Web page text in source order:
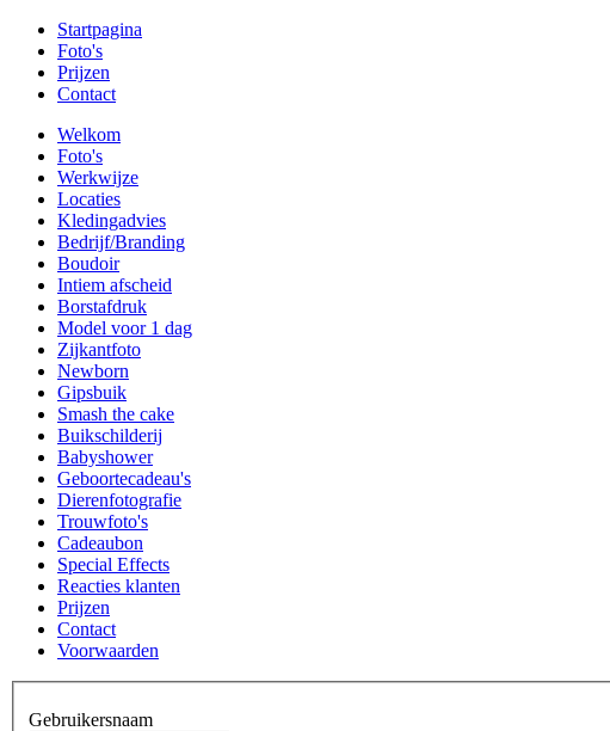
Startpagina
Foto's
Prijzen
Contact
Welkom
Foto's
Werkwijze
Locaties
Kledingadvies
Bedrijf/Branding
Boudoir
Intiem afscheid
Borstafdruk
Model voor 1 dag
Zijkantfoto
Newborn
Gipsbuik
Smash the cake
Buikschilderij
Babyshower
Geboortecadeau's
Dierenfotografie
Trouwfoto's
Cadeaubon
Special Effects
Reacties klanten
Prijzen
Contact
Voorwaarden
Gebruikersnaam